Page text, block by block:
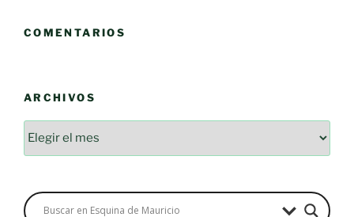
COMENTARIOS
ARCHIVOS
Archivos